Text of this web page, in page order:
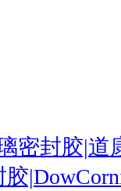
密封胶|道